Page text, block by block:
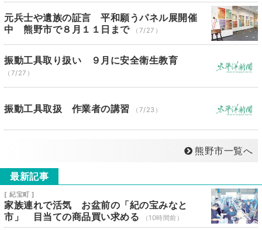
元兵士や遺族の証言 平和願うパネル展開催
中 熊野市で８月１１日まで
（7/27）
振動工具取り扱い ９月に安全衛生教育
（7/27）
振動工具取扱 作業者の講習 （7/23）
熊野市一覧へ
最新記事
[ 紀宝町 ]
家族連れで活気 お盆前の「紀の宝みなと
市」 目当ての商品買い求める
（10時間前）